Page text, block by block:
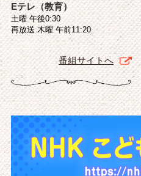
Eテレ（教育）
土曜 午後0:30
再放送 木曜 午前11:20
番組サイトへ